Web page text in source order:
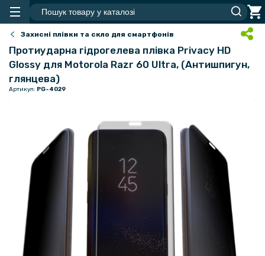
Захисні плівки та скло для смартфонів
Протиударна гідрогелева плівка Privacy HD
Glossy для Motorola Razr 60 Ultra​​, (Антишпигун,
глянцева)
Артикул: PG-4029